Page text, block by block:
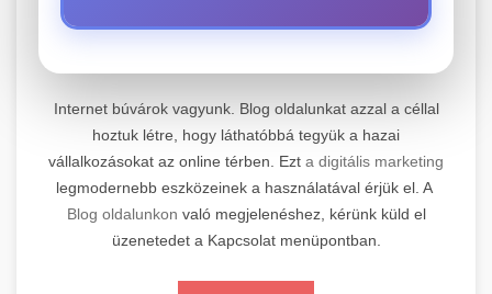
+
Professzionális elektromos roller javítási és
karbantartási szolgáltatások. Szakértő
technikusaink minőségi szervízt nyújtanak
minden jelentős márkához és modellhez.
Szervizközpont Látogatása
📊 2. Online Marketing
Ügynökség
+
Átfogó online marketing szolgáltatások,
beleértve a SEO-t, közösségi média kezelést és
Internet búvárok vagyunk. Blog oldalunkat azzal a céllal
hoztuk létre, hogy láthatóbbá tegyük a hazai
vállalkozásokat az online térben. Ezt a digitális marketing
legmodernebb eszközeinek a használatával érjük el. A
Blog oldalunkon való megjelenéshez, kérünk küld el
üzenetedet a Kapcsolat menüpontban.